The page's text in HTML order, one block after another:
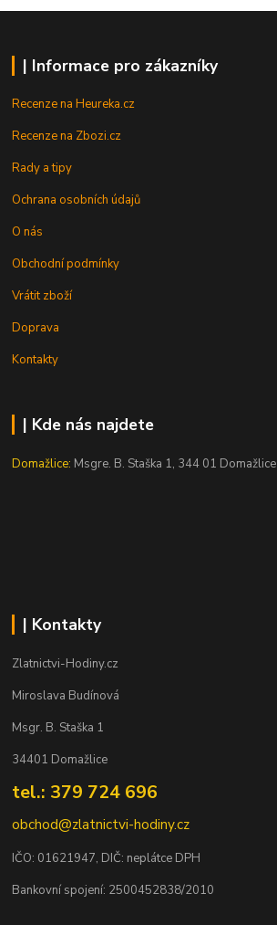
| Informace pro zákazníky
Recenze na Heureka.cz
Recenze na Zbozi.cz
Rady a tipy
Ochrana osobních údajů
O nás
Obchodní podmínky
Vrátit zboží
Doprava
Kontakty
| Kde nás najdete
Domažlice: Msgre. B. Staška 1, 344 01 Domažlice
| Kontakty
Zlatnictvi-Hodiny.cz
Miroslava Budínová
Msgr. B. Staška 1
34401 Domažlice
tel.: 379 724 696
obchod@zlatnictvi-hodiny.cz
IČO: 01621947, DIČ: neplátce DPH
Bankovní spojení: 2500452838/2010